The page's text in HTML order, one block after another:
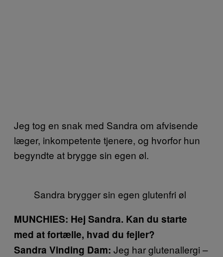
Jeg tog en snak med Sandra om afvisende
læger, inkompetente tjenere, og hvorfor hun
begyndte at brygge sin egen øl.
Sandra brygger sin egen glutenfri øl
MUNCHIES: Hej Sandra. Kan du starte
med at fortælle, hvad du fejler?
Sandra Vinding Dam: Jeg har glutenallergi –